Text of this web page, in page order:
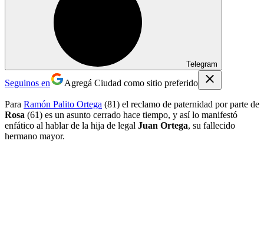
Telegram
Seguinos en Agregá Ciudad como sitio preferido
Para Ramón Palito Ortega (81) el reclamo de paternidad por parte de
Rosa (61) es un asunto cerrado hace tiempo, y así lo manifestó
enfático al hablar de la hija de legal Juan Ortega, su fallecido
hermano mayor.